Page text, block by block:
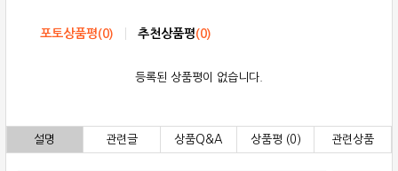
포토상품평(0) 추천상품평(0)
등록된 상품평이 없습니다.
설명 관련글 상품Q&A 상품평 (0) 관련상품